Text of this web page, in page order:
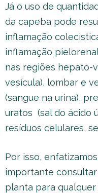
Já o uso de
da capeba pode
inflamação
inflamação
nas regiões hepato-
vesícula), lombar e
(sangue na urina),
uratos (sal do ácido
resíduos celulares,
Por isso,
importante
planta para